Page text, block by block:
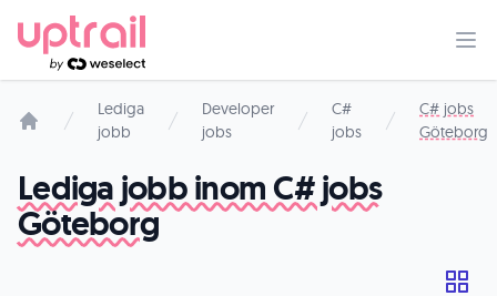
Lediga
jobb
Developer
jobs
C#
jobs
C# jobs
Göteborg
Lediga jobb inom C# jobs
Göteborg